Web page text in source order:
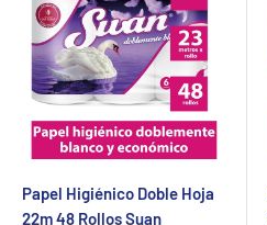
Papel Higiénico Doble Hoja
22m 48 Rollos Suan